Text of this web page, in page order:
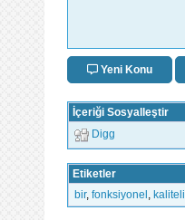
Yeni Konu
İçeriği Sosyalleştir
Digg
Etiketler
bir, fonksiyonel kaliteli